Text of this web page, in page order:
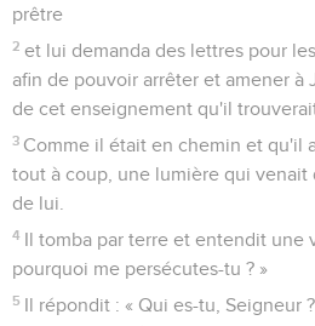
prêtre
2 et lui demanda des lettres pour
afin de pouvoir arrêter et amener à
de cet enseignement qu'il
3 Comme il était en chemin et qu'il
tout à coup, une lumière qui
de lui.
4 Il tomba par terre et entendit une
pourquoi me persécutes-tu ? »
5 Il répondit : « Qui es-tu, Seigneur